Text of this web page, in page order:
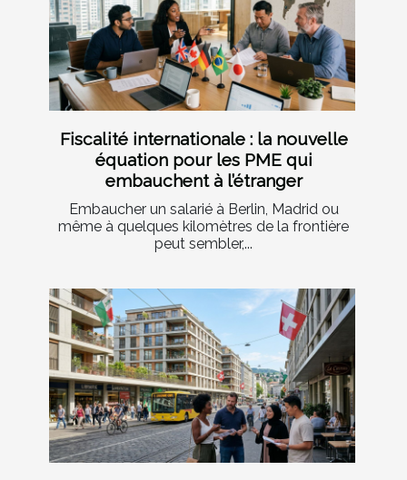
Fiscalité internationale : la nouvelle
équation pour les PME qui
embauchent à l’étranger
Embaucher un salarié à Berlin, Madrid ou
même à quelques kilomètres de la frontière
peut sembler,...